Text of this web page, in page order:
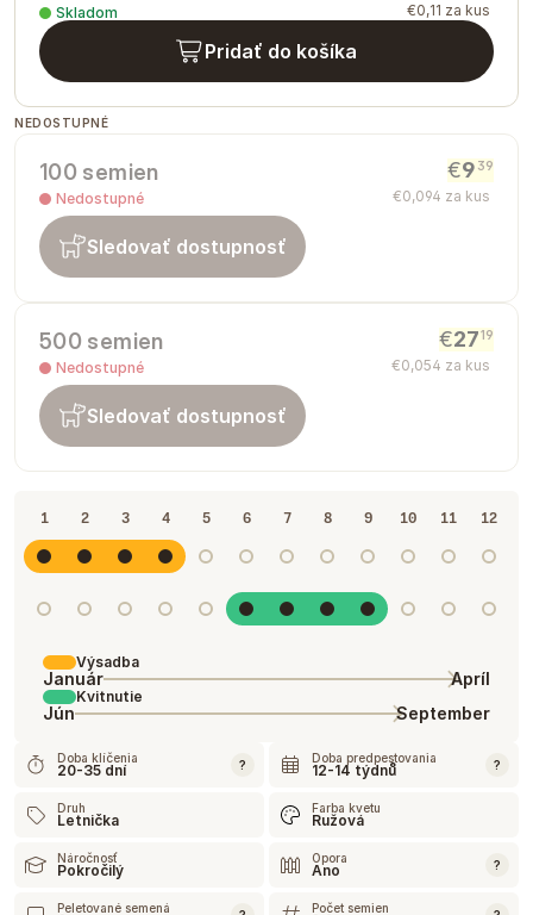
Skladom €0,11 za kus
Pridať do košíka
NEDOSTUPNÉ
100 semien
Nedostupné
€9 39
€0,094 za kus
Sledovať dostupnosť
500 semien
Nedostupné
€2719
€0,054 za kus
Sledovať dostupnosť
1 2 3 4 5 6 7 8 9 10 11 12
Výsadba
Január Apríl
Kvitnutie
Jún September
Doba klíčenia
20-35 dní ? Doba predpestovania
12-14 týdnů ?
Druh
Letnička
Farba kvetu
Ružová
Náročnosť
Pokročilý
Opora
Ano ?
Peletované semená Počet semien